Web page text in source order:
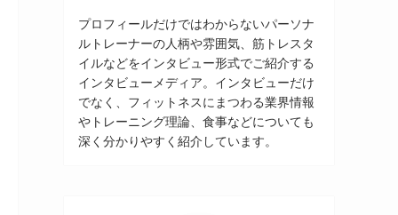
プロフィールだけではわからないパーソナ
ルトレーナーの人柄や雰囲気、筋トレスタ
イルなどをインタビュー形式でご紹介する
インタビューメディア。インタビューだけ
でなく、フィットネスにまつわる業界情報
やトレーニング理論、食事などについても
深く分かりやすく紹介しています。